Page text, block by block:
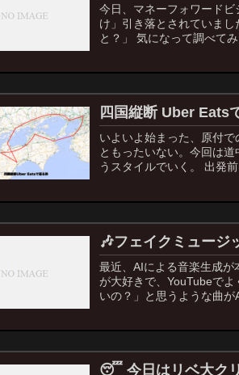
今日、マネーフォワード
け」引き落とされていま
と？」 気になって調べて
四国縦断 Uber Eats
いよいよ始まった、原付
ともったいない。今回は
うスタイルでいく。 出発前
🎶フェイクミュージ
最近、AIによる音楽生成が
が大好きで、YouTubeで
いの？」と思うような曲が
😴 今日はリベ大ク